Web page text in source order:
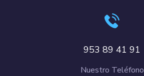
953 89 41 91
Nuestro Teléfono